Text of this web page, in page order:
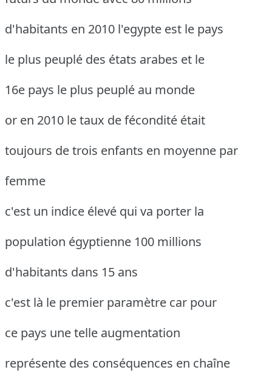
d'habitants en 2010 l'egypte est le pays
le plus peuplé des états arabes et le
16e pays le plus peuplé au monde
or en 2010 le taux de fécondité était
toujours de trois enfants en moyenne par
femme
c'est un indice élevé qui va porter la
population égyptienne 100 millions
d'habitants dans 15 ans
c'est là le premier paramètre car pour
ce pays une telle augmentation
représente des conséquences en chaîne